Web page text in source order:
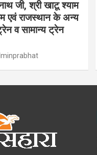
जी, श्री खाटू श्याम
एवं राजस्थान के अन्य
व सामान्य ट्रेन